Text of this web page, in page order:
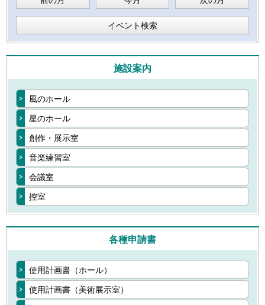
イベント検索
施設案内
風のホール
星のホール
創作・展示室
音楽練習室
会議室
控室
各種申請書
使用計画書（ホール）
使用計画書（美術展示室）